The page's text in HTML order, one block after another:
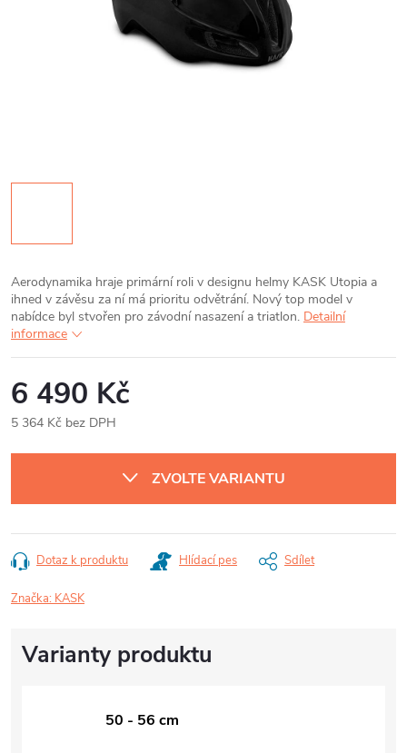
Aerodynamika hraje primární roli v designu helmy KASK Utopia a
ihned v závěsu za ní má prioritu odvětrání. Nový top model v
nabídce byl stvořen pro závodní nasazení a triatlon. Detailní
informace
6 490 Kč
5 364 Kč bez DPH
cena:
ZVOLTE VARIANTU
Dotaz k produktu Hlídací pes Sdílet
Značka: KASK
50 - 56 cm